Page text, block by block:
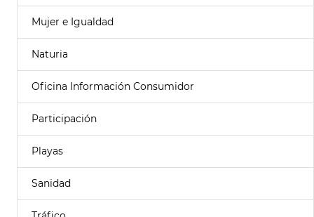
Mujer e Igualdad
Naturia
Oficina Información Consumidor
Participación
Playas
Sanidad